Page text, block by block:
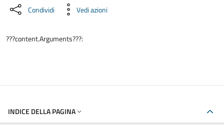
Condividi Vedi azioni
???content.Arguments???:
INDICE DELLA PAGINA